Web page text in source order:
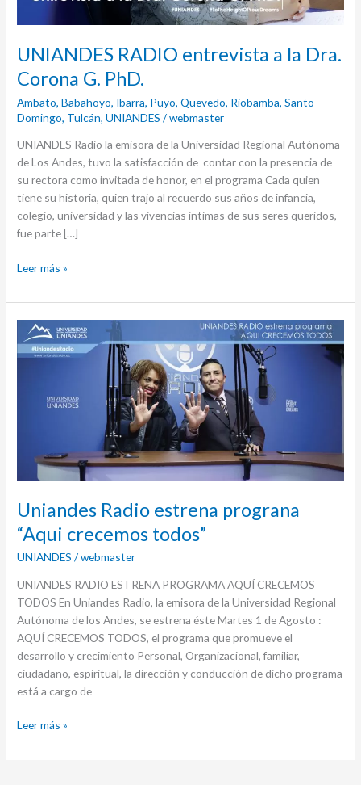
UNIANDES RADIO entrevista a la Dra.
Corona G. PhD.
Ambato,Babahoyo, Ibarra, Puyo,Quevedo, Riobamba,Santo
Domingo, Tulcán,UNIANDES /webmaster
UNIANDES Radio la emisora de la Universidad Regional Autónoma
de Los Andes, tuvo la satisfacción de contar con la presencia de
su rectora como invitada de honor, en el programa Cada quien
tiene su historia, quien trajo al recuerdo sus años de infancia,
colegio, universidad y las vivencias intimas de sus seres queridos,
fue parte […]
Leer más »
Uniandes Radio estrena prograna
“Aqui crecemos todos”
UNIANDES /webmaster
UNIANDES RADIO ESTRENA PROGRAMA AQUÍ CRECEMOS
TODOS En Uniandes Radio, la emisora de la Universidad Regional
Autónoma de los Andes, se estrena éste Martes 1 de Agosto :
AQUÍ CRECEMOS TODOS, el programa que promueve el
desarrollo y crecimiento Personal, Organizacional, familiar,
ciudadano, espiritual, la dirección y conducción de dicho programa
está a cargo de
Uniandes
Radio
Leer más »